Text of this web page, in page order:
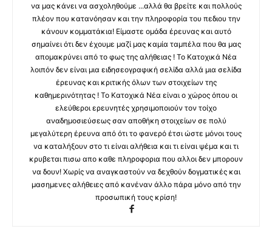
να μας κάνει να ασχοληθούμε ...αλλά θα βρείτε και πολλούς
πλέον που κατανόησαν και την πληροφορία του πεδιου την
κάνουν κομματάκια! Είμαστε ομάδα έρευνας και αυτό
σημαίνει ότι δεν έχουμε μαζί μας καμία ταμπέλα που θα μας
απομακρύνει από το φως της αλήθειας ! Το Κατοχικά Νέα
λοιπόν δεν είναι μια ειδησεογραφική σελίδα αλλά μια σελίδα
έρευνας και κριτικής όλων των στοιχείων της
καθημερινότητας ! Το Κατοχικά Νέα είναι ο χώρος όπου οι
ελεύθεροι ερευνητές χρησιμοποιούν τον τοίχο
αναδημοσιεύσεως σαν αποθήκη στοιχείων σε πολύ
μεγαλύτερη έρευνα από ότι το φανερό έτσι ώστε μόνοι τους
να καταλήξουν στο τι είναι αλήθεια και τι είναι ψέμα και τι
κρυβεται πισω απο καθε πληροφορια που αλλοι δεν μπορουν
να δουν! Χωρίς να αναγκαστούν να δεχθούν δογματικές και
μασημενες αλήθειες από κανέναν άλλο πάρα μόνο από την
προσωπική τους κρίση!